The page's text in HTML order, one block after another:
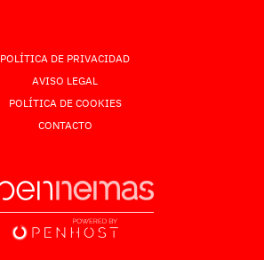
POLÍTICA DE PRIVACIDAD
AVISO LEGAL
POLÍTICA DE COOKIES
CONTACTO